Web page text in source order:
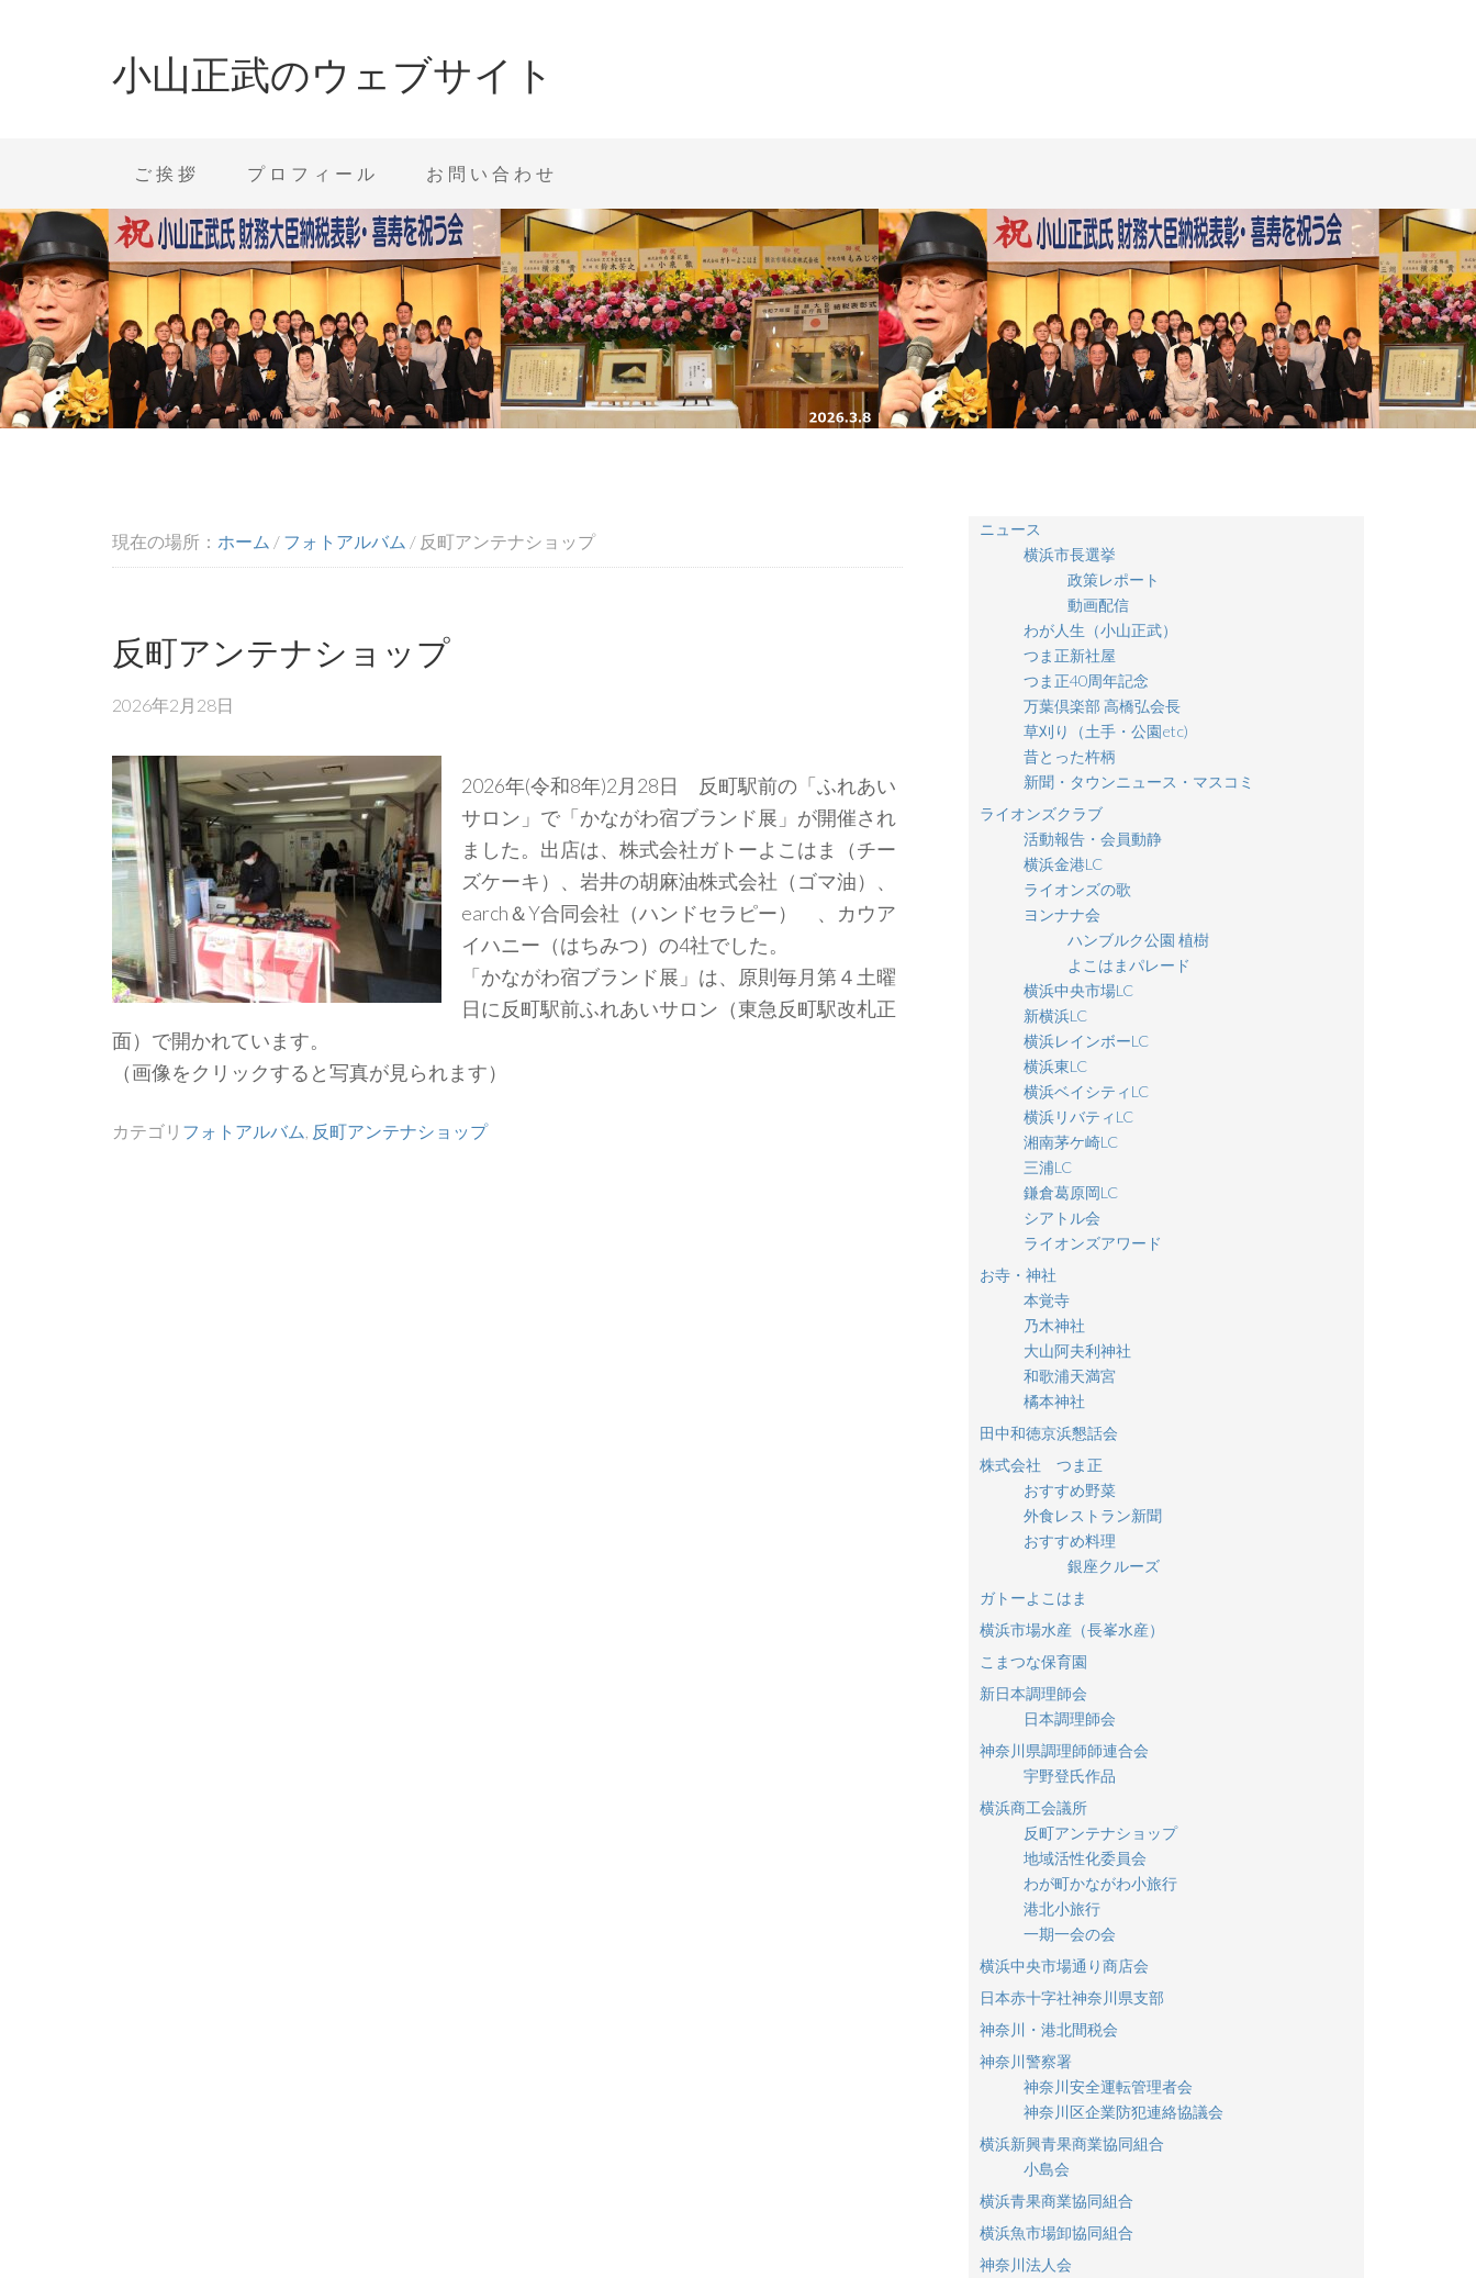
小山正武のウェブサイト
ご挨拶 プロフィール お問い合わせ
現在の場所： ホーム / フォトアルバム / 反町アンテナショップ
反町アンテナショップ
2026年2月28日
2026年(令和8年)2月28日 反町駅前の「ふれあい
サロン」で「かながわ宿ブランド展」が開催され
ました。出店は、株式会社ガトーよこはま（チー
ズケーキ）、岩井の胡麻油株式会社（ゴマ油）、
earch＆Y合同会社（ハンドセラピー） 、カウア
イハニー（はちみつ）の4社でした。
「かながわ宿ブランド展」は、原則毎月第４土曜
日に反町駅前ふれあいサロン（東急反町駅改札正
面）で開かれています。
（画像をクリックすると写真が見られます）
カテゴリ フォトアルバム 反町アンテナショップ
ニュース
横浜市長選挙
政策レポート
動画配信
わが人生（小山正武）
つま正新社屋
つま正40周年記念
万葉倶楽部 高橋弘会長
草刈り（土手・公園etc)
昔とった杵柄
新聞・タウンニュース・マスコミ
ライオンズクラブ
活動報告・会員動静
横浜金港LC
ライオンズの歌
ヨンナナ会
ハンブルク公園 植樹
よこはまパレード
横浜中央市場LC
新横浜LC
横浜レインボーLC
横浜東LC
横浜ベイシティLC
横浜リバティLC
湘南茅ケ崎LC
三浦LC
鎌倉葛原岡LC
シアトル会
ライオンズアワード
お寺・神社
本覚寺
乃木神社
大山阿夫利神社
和歌浦天満宮
橘本神社
田中和徳京浜懇話会
株式会社 つま正
おすすめ野菜
外食レストラン新聞
おすすめ料理
銀座クルーズ
ガトーよこはま
横浜市場水産（長峯水産）
こまつな保育園
新日本調理師会
日本調理師会
神奈川県調理師師連合会
宇野登氏作品
横浜商工会議所
反町アンテナショップ
地域活性化委員会
わが町かながわ小旅行
港北小旅行
一期一会の会
横浜中央市場通り商店会
日本赤十字社神奈川県支部
神奈川・港北間税会
神奈川警察署
神奈川安全運転管理者会
神奈川区企業防犯連絡協議会
横浜新興青果商業協同組合
小島会
横浜青果商業協同組合
横浜魚市場卸協同組合
神奈川法人会